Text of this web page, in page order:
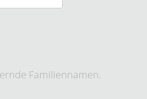
Familiennamen.